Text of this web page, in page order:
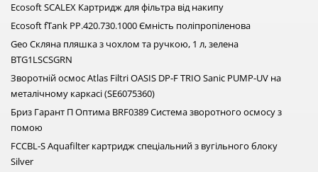
Ecosoft SCALEX Картридж для фільтра від накипу
Ecosoft fTank PP.420.730.1000 Ємність поліпропіленова
Geo Скляна пляшка з чохлом та ручкою, 1 л, зелена
BTG1LSCSGRN
Зворотній осмос Atlas Filtri OASIS DP-F TRIO Sanic PUMP-UV на
металічному каркасі (SE6075360)
Бриз Гарант П Оптима BRF0389 Система зворотного осмосу з
помою
FCCBL-S Aquafilter картридж спеціальний з вугільного блоку
Silver